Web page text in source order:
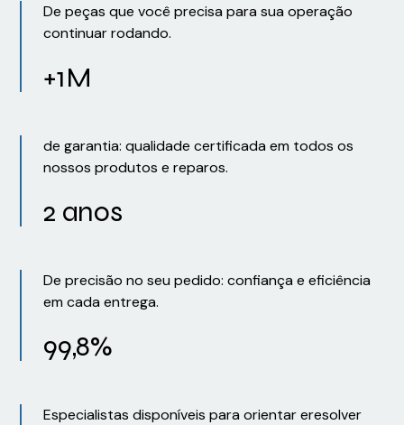
De peças que você precisa para sua operação
continuar rodando.
+1M
de garantia: qualidade certificada em todos os
nossos produtos e reparos.
2 anos
De precisão no seu pedido: confiança e eficiência
em cada entrega.
99,8%
Especialistas disponíveis para orientar eresolver